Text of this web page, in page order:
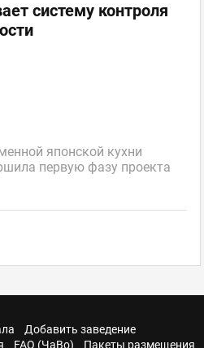
систему контроля
японской кухни
первую фазу проекта
Добавить заведение
FAQ (ЧаВо) Пакеты размещения